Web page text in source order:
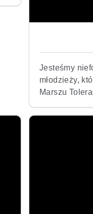
Jesteśmy
młodzieży,
Marszu